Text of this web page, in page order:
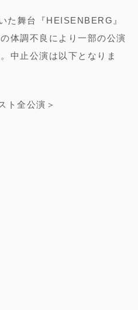
た舞台『HEISENBERG』
体調不良により一部の公演
中止公演は以下となりま
ト全公演＞